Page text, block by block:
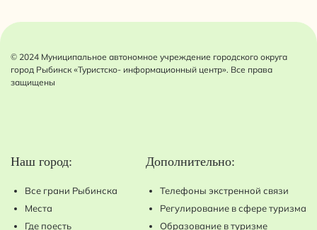
© 2024 Муниципальное автономное учреждение городского округа
город Рыбинск «Туристско- информационный центр». Все права
защищены
Наш город:
Все грани Рыбинска
Места
Где поесть
Дополнительно:
Телефоны экстренной связи
Регулирование в сфере туризма
Образование в туризме